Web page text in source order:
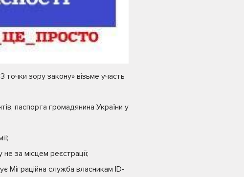
зору закону» візьме участь
паспорта громадянина України у
за місцем реєстрації;
Міграційна служба власникам ID-